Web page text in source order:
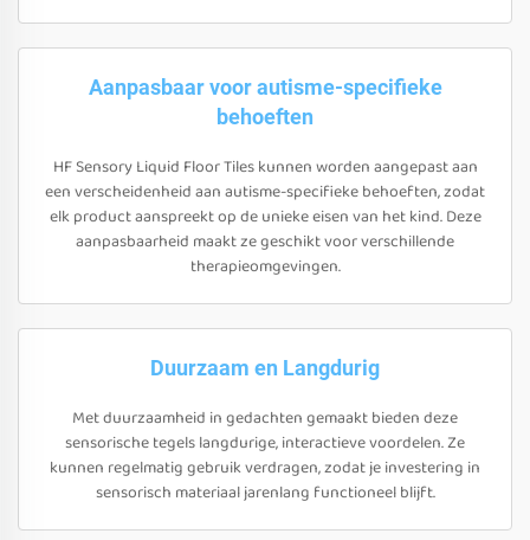
Aanpasbaar voor autisme-specifieke
behoeften
HF Sensory Liquid Floor Tiles kunnen worden aangepast aan
een verscheidenheid aan autisme-specifieke behoeften, zodat
elk product aanspreekt op de unieke eisen van het kind. Deze
aanpasbaarheid maakt ze geschikt voor verschillende
therapieomgevingen.
Duurzaam en Langdurig
Met duurzaamheid in gedachten gemaakt bieden deze
sensorische tegels langdurige, interactieve voordelen. Ze
kunnen regelmatig gebruik verdragen, zodat je investering in
sensorisch materiaal jarenlang functioneel blijft.